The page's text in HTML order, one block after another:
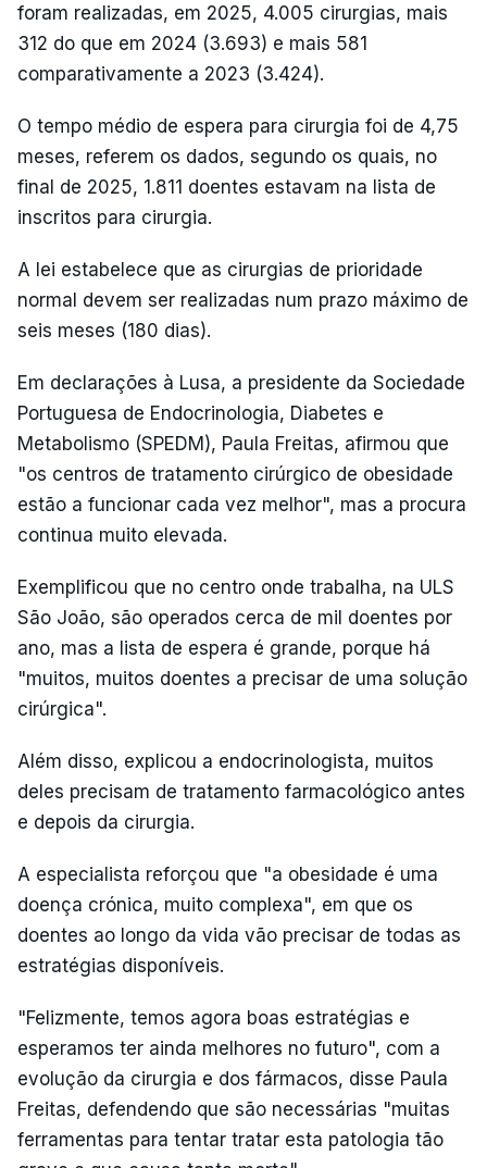
foram realizadas, em 2025, 4.005 cirurgias, mais
312 do que em 2024 (3.693) e mais 581
comparativamente a 2023 (3.424).
O tempo médio de espera para cirurgia foi de 4,75
meses, referem os dados, segundo os quais, no
final de 2025, 1.811 doentes estavam na lista de
inscritos para cirurgia.
A lei estabelece que as cirurgias de prioridade
normal devem ser realizadas num prazo máximo de
seis meses (180 dias).
Em declarações à Lusa, a presidente da Sociedade
Portuguesa de Endocrinologia, Diabetes e
Metabolismo (SPEDM), Paula Freitas, afirmou que
"os centros de tratamento cirúrgico de obesidade
estão a funcionar cada vez melhor", mas a procura
continua muito elevada.
Exemplificou que no centro onde trabalha, na ULS
São João, são operados cerca de mil doentes por
ano, mas a lista de espera é grande, porque há
"muitos, muitos doentes a precisar de uma solução
cirúrgica".
Além disso, explicou a endocrinologista, muitos
deles precisam de tratamento farmacológico antes
e depois da cirurgia.
A especialista reforçou que "a obesidade é uma
doença crónica, muito complexa", em que os
doentes ao longo da vida vão precisar de todas as
estratégias disponíveis.
"Felizmente, temos agora boas estratégias e
esperamos ter ainda melhores no futuro", com a
evolução da cirurgia e dos fármacos, disse Paula
Freitas, defendendo que são necessárias "muitas
ferramentas para tentar tratar esta patologia tão